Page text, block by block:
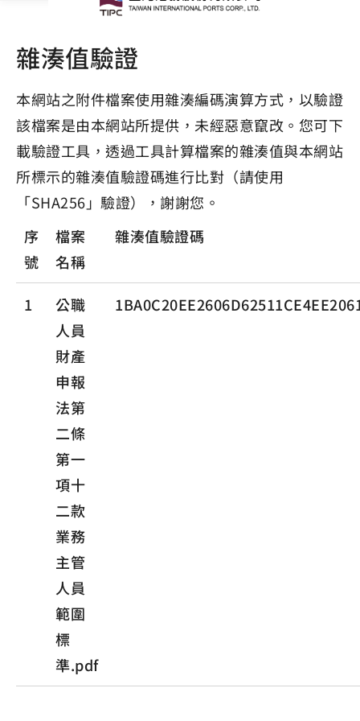
雜湊值驗證
本網站之附件檔案使用雜湊編碼演算方式，以驗證
該檔案是由本網站所提供，未經惡意竄改。您可下
載驗證工具，透過工具計算檔案的雜湊值與本網站
所標示的雜湊值驗證碼進行比對（請使用
「SHA256」驗證），謝謝您。
序
號
檔案
名稱
雜湊值驗證碼
1
公職
人員
財產
申報
法第
二條
第一
項十
二款
業務
主管
人員
範圍
標
準.pdf